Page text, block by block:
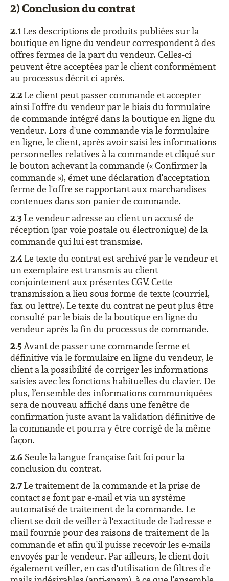
2) Conclusion du contrat
2.1Les descriptions de produits publiées sur la
boutique en ligne du vendeur correspondent à des
offres fermes de la part du vendeur. Celles-ci
peuvent être acceptées par le client conformément
au processus décrit ci-après.
2.2Le client peut passer commande et accepter
ainsi l'offre du vendeur par le biais du formulaire
de commande intégré dans la boutique en ligne du
vendeur. Lors d'une commande via le formulaire
en ligne, le client, après avoir saisi les informations
personnelles relatives à la commande et cliqué sur
le bouton achevant la commande (« Confirmer la
commande »), émet une déclaration d'acceptation
ferme de l'offre se rapportant aux marchandises
contenues dans son panier de commande.
2.3Le vendeur adresse au client un accusé de
réception (par voie postale ou électronique) de la
commande qui lui est transmise.
2.4Le texte du contrat est archivé par le vendeur et
un exemplaire est transmis au client
conjointement aux présentes CGV. Cette
transmission a lieu sous forme de texte (courriel,
fax ou lettre). Le texte du contrat ne peut plus être
consulté par le biais de la boutique en ligne du
vendeur après la fin du processus de commande.
2.5Avant de passer une commande ferme et
définitive via le formulaire en ligne du vendeur, le
client a la possibilité de corriger les informations
saisies avec les fonctions habituelles du clavier. De
plus, l’ensemble des informations communiquées
sera de nouveau affiché dans une fenêtre de
confirmation juste avant la validation définitive de
la commande et pourra y être corrigé de la même
façon.
2.6 Seule la langue française fait foi pour la
conclusion du contrat.
2.7Le traitement de la commande et la prise de
contact se font par e-mail et via un système
automatisé de traitement de la commande. Le
client se doit de veiller à l'exactitude de l'adresse e-
mail fournie pour des raisons de traitement de la
commande et afin qu'il puisse recevoir les e-mails
envoyés par le vendeur. Par ailleurs, le client doit
également veiller, en cas d'utilisation de filtres d'e-